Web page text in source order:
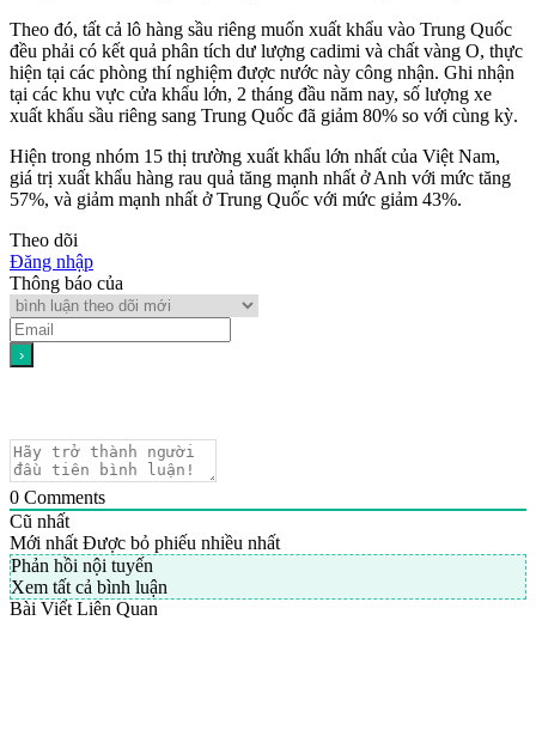
Theo đó, tất cả lô hàng sầu riêng muốn xuất khẩu vào Trung Quốc
đều phải có kết quả phân tích dư lượng cadimi và chất vàng O, thực
hiện tại các phòng thí nghiệm được nước này công nhận. Ghi nhận
tại các khu vực cửa khẩu lớn, 2 tháng đầu năm nay, số lượng xe
xuất khẩu sầu riêng sang Trung Quốc đã giảm 80% so với cùng kỳ.
Hiện trong nhóm 15 thị trường xuất khẩu lớn nhất của Việt Nam,
giá trị xuất khẩu hàng rau quả tăng mạnh nhất ở Anh với mức tăng
57%, và giảm mạnh nhất ở Trung Quốc với mức giảm 43%.
Theo dõi
Đăng nhập
Thông báo của
0 Comments
Cũ nhất
Mới nhất Được bỏ phiếu nhiều nhất
Phản hồi nội tuyến
Xem tất cả bình luận
Bài Viết Liên Quan